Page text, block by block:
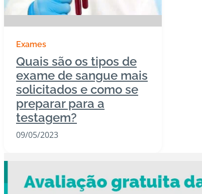
Exames
Quais são os tipos de
exame de sangue mais
solicitados e como se
preparar para a
testagem?
09/05/2023